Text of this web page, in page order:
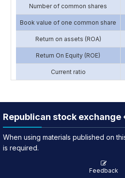
Number of common shares
Book value of one common share
Return on assets (ROA)
Return On Equity (ROE)
Current ratio
Republican stock exchange
When using materials published on
is required.
Feedback